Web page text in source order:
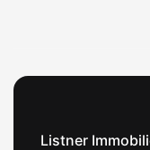
Listner